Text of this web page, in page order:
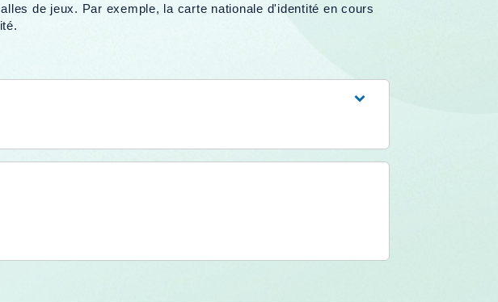
de jeux. Par exemple, la carte nationale d'identité en cours